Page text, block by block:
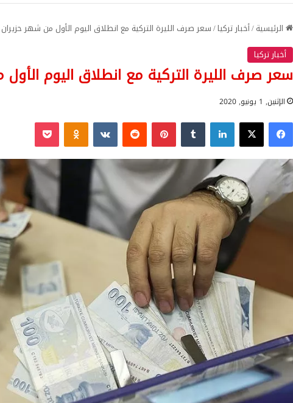
الرئيسية/أخبار تركيا/سعر صرف الليرة التركية مع انطلاق اليوم الأول من شهر حزيران
أخبار تركيا
سعر صرف الليرة التركية مع انطلاق اليوم
الإثنين, 1 يونيو, 2020
فيسبوك‫X لينكدإن بينتيريست Odnoklassniki
‫Pocket